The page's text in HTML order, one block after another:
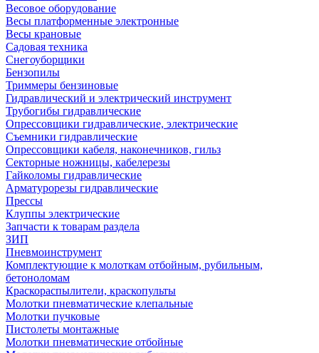
Весовое оборудование
Весы платформенные электронные
Весы крановые
Садовая техника
Снегоуборщики
Бензопилы
Триммеры бензиновые
Гидравлический и электрический инструмент
Трубогибы гидравлические
Опрессовщики гидравлические, электрические
Съемники гидравлические
Опрессовщики кабеля, наконечников, гильз
Секторные ножницы, кабелерезы
Гайколомы гидравлические
Арматурорезы гидравлические
Прессы
Клуппы электрические
Запчасти к товарам раздела
ЗИП
Пневмоинструмент
Комплектующие к молоткам отбойным, рубильным,
бетоноломам
Краскораспылители, краскопульты
Молотки пневматические клепальные
Молотки пучковые
Пистолеты монтажные
Молотки пневматические отбойные